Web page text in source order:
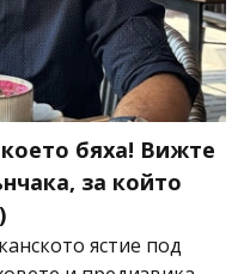
бяха! Вижте
за който
ястие под